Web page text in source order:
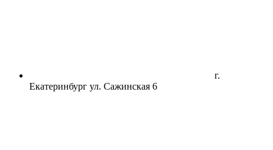
г.
Екатеринбург ул. Сажинская 6